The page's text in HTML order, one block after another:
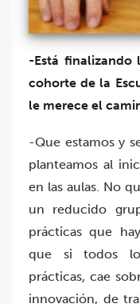
-Está finalizando
cohorte de la
le merece el
-Que estamos y
planteamos al
en las aulas. No
un reducido
prácticas que
que si todos
prácticas, cae
innovación, de